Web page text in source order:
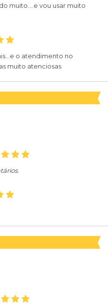
muito....e vou usar muito
o atendimento no
muito atenciosas